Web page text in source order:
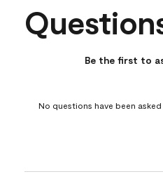
No questions have been
Be the first to
No questions have been